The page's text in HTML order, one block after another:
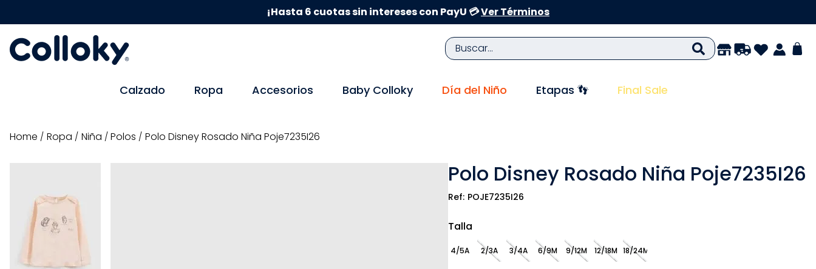
¡Hasta 6 cuotas sin intereses con PayU 💳Ver Términos
Buscar...
Calzado Ropa Accesorios Baby Colloky Día del Niño Etapas 👣 Final Sale
ropa niña polos Polo Disney Rosado Niña Poje7235I26
Polo Disney Rosado Niña Poje7235I26
POJE7235I26
Talla
4/5A 2/3A 3/4A 6/9M 9/12M 12/18M 18/24M
TÉRMINOS MÁS BUSCADOS